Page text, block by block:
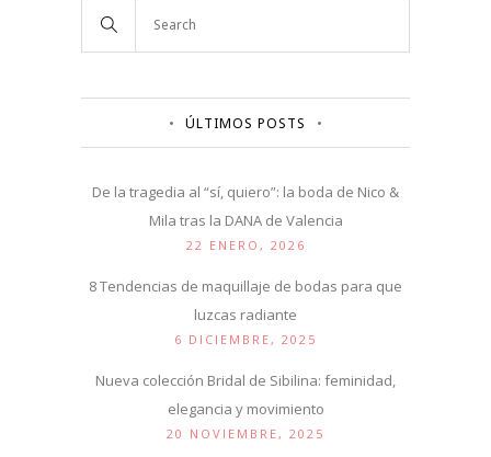
ÚLTIMOS POSTS
De la tragedia al “sí, quiero”: la boda de Nico &
Mila tras la DANA de Valencia
22 ENERO, 2026
8 Tendencias de maquillaje de bodas para que
luzcas radiante
6 DICIEMBRE, 2025
Nueva colección Bridal de Sibilina: feminidad,
elegancia y movimiento
20 NOVIEMBRE, 2025